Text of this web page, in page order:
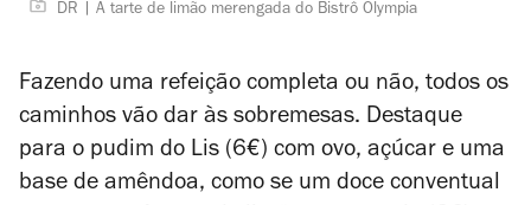
DR A tarte de limão merengada do Bistrô Olympia
Fazendo uma refeição completa ou não, todos os
caminhos vão dar às sobremesas. Destaque
para o pudim do Lis (6€) com ovo, açúcar e uma
base de amêndoa, como se um doce conventual